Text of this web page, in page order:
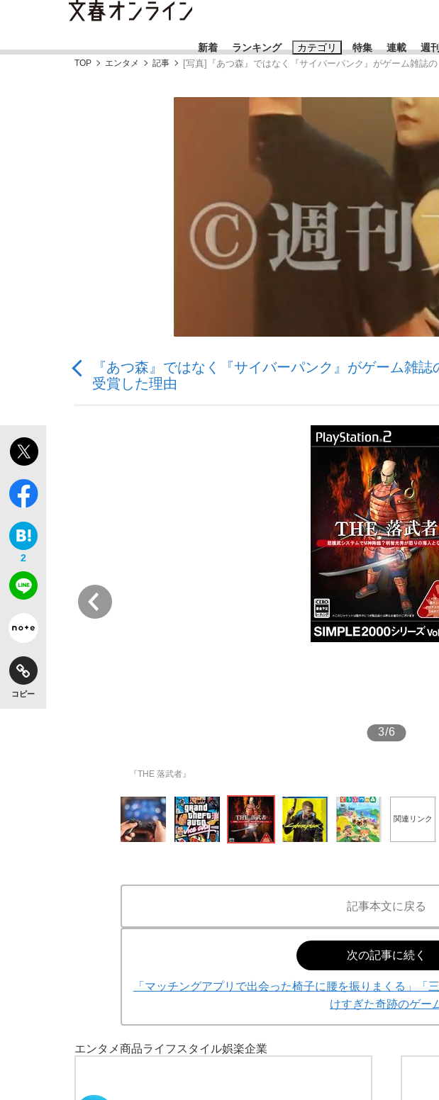
新着 ランキング カテゴリ
「90%は失敗する。でも…」本田圭佑が初めて明かした日本代表監督
「敗因分析は一切聞かれなかった」侍ジャパン選手が証言した“NPB聞
「目標達成できなかったからと言って…」サッカー日本代表・森保一
特集 連載 週
おすすめのキーワードタグ一覧
#藤田晋 #高市早苗 #
#玉木雄一郎
TOP エンタメ 記事 [写真]『あつ森』ではなく『サイバーパンク』がゲーム雑誌
『あつ森』ではなく『サイバーパンク』がゲーム雑
受賞した理由
2
コピー
3/6
『THE 落武者』
関連リンク
記事本文に戻る
次の記事に続く
「マッチングアプリで出会った椅子に腰を振りまくる」「
けすぎた奇跡のゲー
エンタメ商品ライフスタイル娯楽企業